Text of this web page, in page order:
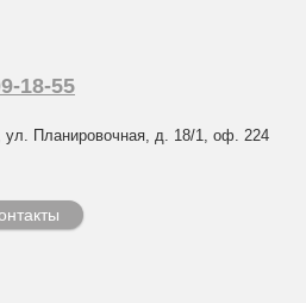
18-55
ул. Планировочная, д. 18/1, оф. 224